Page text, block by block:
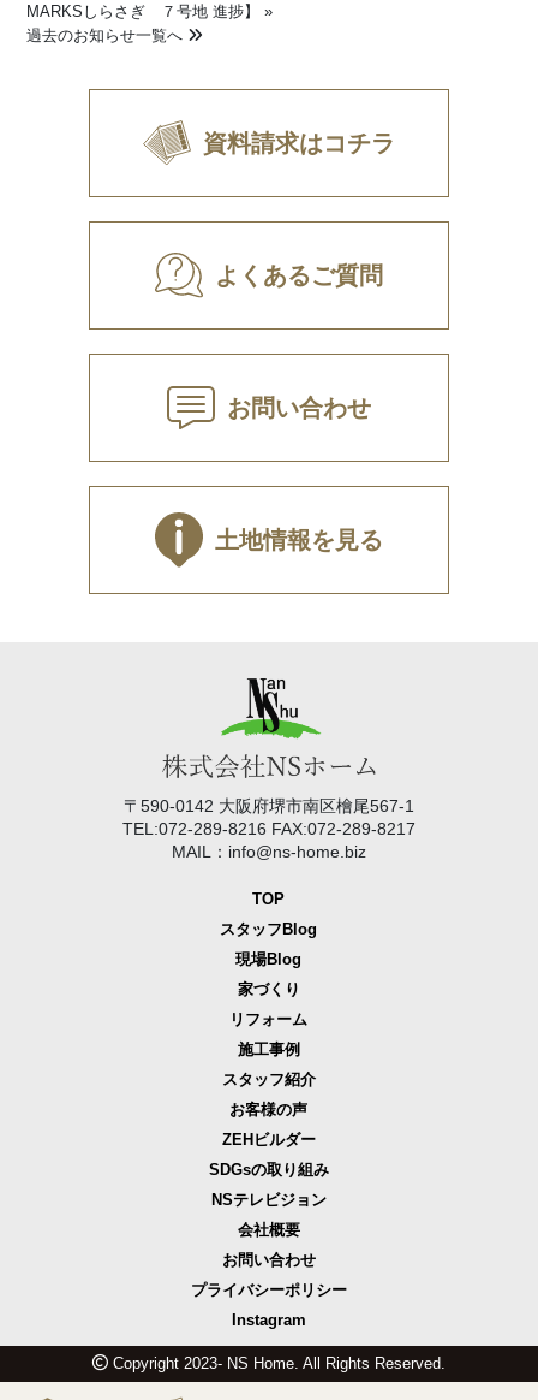
MARKSしらさぎ ７号地 進捗】
»
過去のお知らせ一覧へ
資料請求はコチラ
よくあるご質問
お問い合わせ
土地情報を見る
〒590-0142 大阪府堺市南区檜尾567-1
TEL:072-289-8216 FAX:072-289-8217
MAIL：info@ns-home.biz
TOP
スタッフBlog
現場Blog
家づくり
リフォーム
施工事例
スタッフ紹介
お客様の声
ZEHビルダー
SDGsの取り組み
NSテレビジョン
会社概要
お問い合わせ
プライバシーポリシー
Instagram
Copyright 2023- NS Home. All Rights Reserved.